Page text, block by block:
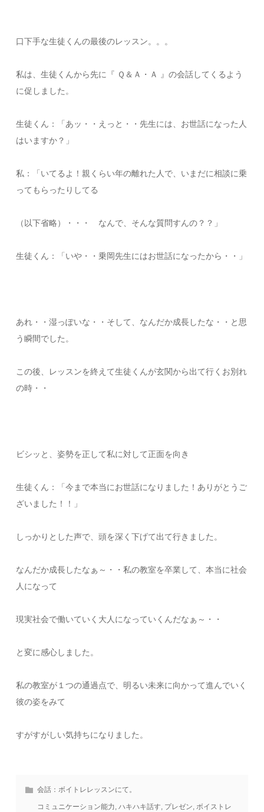
口下手な生徒くんの最後のレッスン。。。
私は、生徒くんから先に『 Ｑ＆Ａ・Ａ 』の会話してくるよう
に促しました。
生徒くん：「あッ・・えっと・・先生には、お世話になった人
はいますか？」
私：「いてるよ！親くらい年の離れた人で、いまだに相談に乗
ってもらったりしてる
（以下省略）・・・ なんで、そんな質問すんの？？」
生徒くん：「いや・・乗岡先生にはお世話になったから・・」
あれ・・湿っぽいな・・そして、なんだか成長したな・・と思
う瞬間でした。
この後、レッスンを終えて生徒くんが玄関から出て行くお別れ
の時・・
ビシッと、姿勢を正して私に対して正面を向き
生徒くん：「今まで本当にお世話になりました！ありがとうご
ざいました！！」
しっかりとした声で、頭を深く下げて出て行きました。
なんだか成長したなぁ～・・私の教室を卒業して、本当に社会
人になって
現実社会で働いていく大人になっていくんだなぁ～・・
と変に感心しました。
私の教室が１つの通過点で、明るい未来に向かって進んでいく
彼の姿をみて
すがすがしい気持ちになりました。
会話：ボイトレレッスンにて。
コミュニケーション能力,ハキハキ話す, プレゼン,ボイストレ